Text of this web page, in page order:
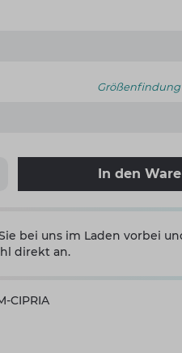
Größenfindung
In den
bei uns im Laden vorbei
direkt an.
CIPRIA